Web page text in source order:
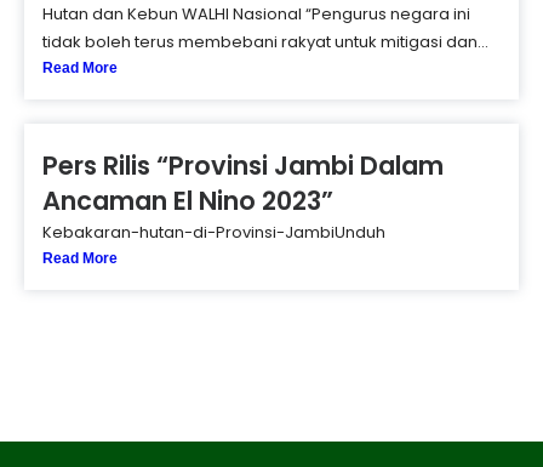
Hutan dan Kebun WALHI Nasional “Pengurus negara ini
tidak boleh terus membebani rakyat untuk mitigasi dan...
Read More
Pers Rilis “Provinsi Jambi Dalam
Ancaman El Nino 2023”
Kebakaran-hutan-di-Provinsi-JambiUnduh
Read More